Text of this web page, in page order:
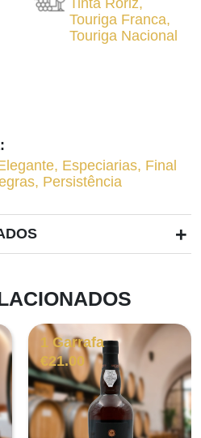
Tinta Roriz,
Touriga Franca,
Touriga Nacional
, Especiarias, Final
, Persistência
+
1 Garrafa
€21.00